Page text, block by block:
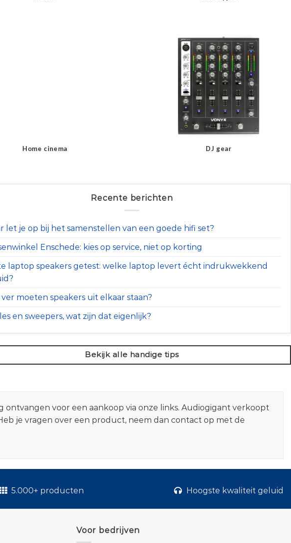
Home cinema DJ gear
Recente berichten
let je op bij het samenstellen van een goede hifi set?
Enschede: kies op service, niet op korting
laptop speakers getest: welke laptop levert écht indrukwekkend
ver moeten speakers uit elkaar staan?
en sweepers, wat zijn dat eigenlijk?
Bekijk alle handige tips
voor een aankoop via onze links. Audiogigant verkoopt
je vragen over een product, neem dan contact op met de
5.000+ producten Hoogste kwaliteit geluid
Voor bedrijven